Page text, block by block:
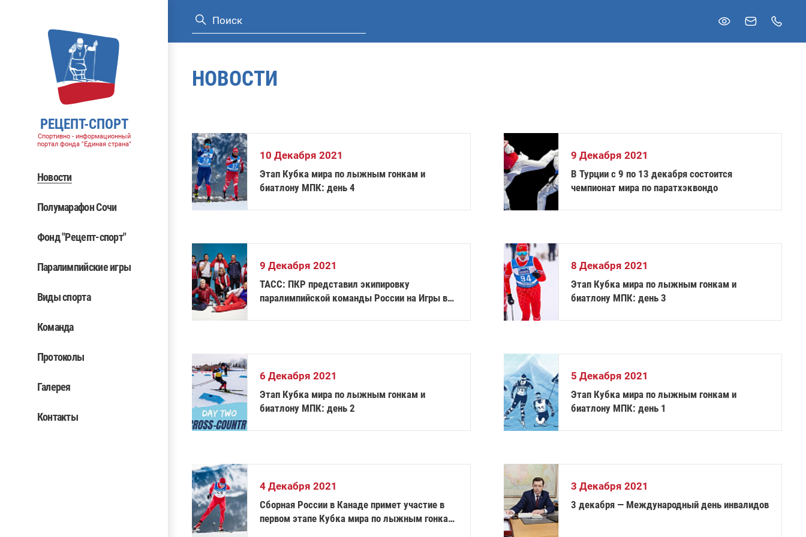
РЕЦЕПТ-СПОРТ
Спортивно - информационный
портал фонда "Единая страна"
Новости
Полумарафон Сочи
Фонд "Рецепт-спорт"
Паралимпийские игры
Виды спорта
Команда
Протоколы
Галерея
Контакты
НОВОСТИ
10 Декабря 2021
Этап Кубка мира по лыжным гонкам и
биатлону МПК: день 4
9 Декабря 2021
В Турции с 9 по 13 декабря состоится
чемпионат мира по паратхэквондо
9 Декабря 2021
ТАСС: ПКР представил экипировку
паралимпийской команды России на Игры в
8 Декабря 2021
Этап Кубка мира по лыжным гонкам и
биатлону МПК: день 3
6 Декабря 2021
Этап Кубка мира по лыжным гонкам и
биатлону МПК: день 2
5 Декабря 2021
Этап Кубка мира по лыжным гонкам и
биатлону МПК: день 1
4 Декабря 2021
Сборная России в Канаде примет участие в
первом этапе Кубка мира по лыжным гонкам
3 Декабря 2021
3 декабря — Международный день инвалидов